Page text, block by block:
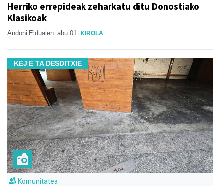
Herriko errepideak zeharkatu ditu Donostiako
Klasikoak
Andoni Elduaien abu 01 KIROLA
KEJIE TA DESDITXIE
Komunitatea